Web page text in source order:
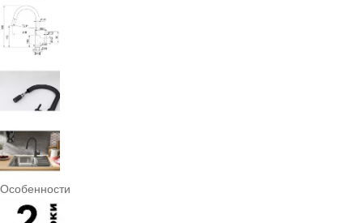
Особенности